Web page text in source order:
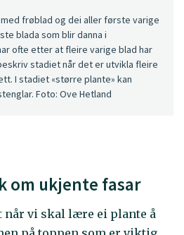
frøblad og dei aller første varige
blada som blir danna i
ofte etter at fleire varige blad har
stadiet når det er utvikla fleire
I stadiet «større plante» kan
Foto: Ove Hetland
om ukjente fasar
vi skal lære ei plante å